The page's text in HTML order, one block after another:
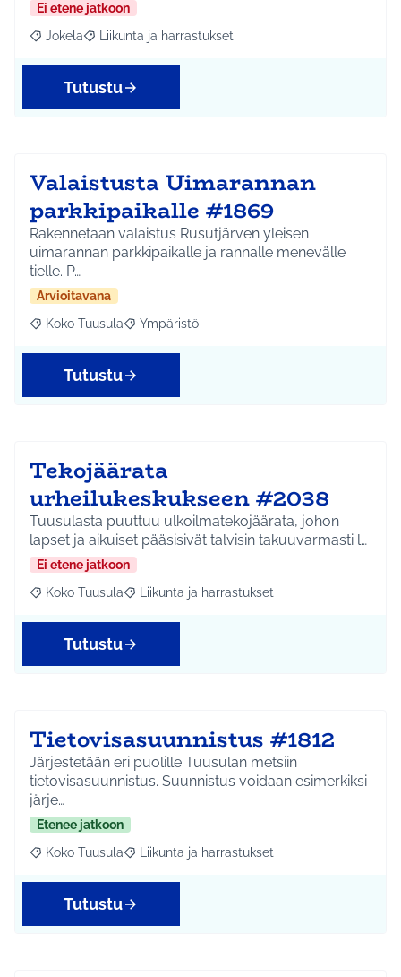
Ei etene jatkoon
Rajaa tulokset aihepiirin mukaan: Jokela
Jokela Rajaa tulokset teeman mukaan: Liikunta ja
Liikunta ja harrastukset
Tutustu
Valaistusta Uimarannan
parkkipaikalle #1869
Rakennetaan valaistus Rusutjärven yleisen
uimarannan parkkipaikalle ja rannalle menevälle
tielle. P…
Arvioitavana
Rajaa tulokset aihepiirin mukaan: Koko Tuusula
Koko Tuusula Rajaa tulokset teeman mukaan: Ympäristö
Ympäristö
Tutustu
Tekojäärata
urheilukeskukseen #2038
Tuusulasta puuttuu ulkoilmatekojäärata, johon
lapset ja aikuiset pääsisivät talvisin takuuvarmasti l…
Ei etene jatkoon
Rajaa tulokset aihepiirin mukaan: Koko Tuusula
Koko Tuusula Rajaa tulokset teeman mukaan: Liikunta ja
Liikunta ja harrastukset
Tutustu
Tietovisasuunnistus #1812
Järjestetään eri puolille Tuusulan metsiin
tietovisasuunnistus. Suunnistus voidaan esimerkiksi
järje…
Etenee jatkoon
Rajaa tulokset aihepiirin mukaan: Koko Tuusula
Koko Tuusula Rajaa tulokset teeman mukaan: Liikunta ja
Liikunta ja harrastukset
Tutustu